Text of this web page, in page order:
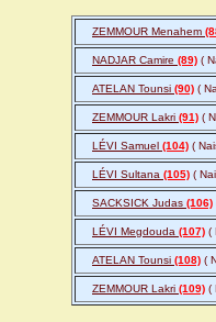
ZEMMOUR Menahem
NADJAR Camire (89) (
ATELAN Tounsi (90) (
ZEMMOUR Lakri (91) (
LÉVI Samuel (104) (
LÉVI Sultana (105) (
SACKSICK Judas (106)
LÉVI Megdouda (107) (
ATELAN Tounsi (108) (
ZEMMOUR Lakri (109) (